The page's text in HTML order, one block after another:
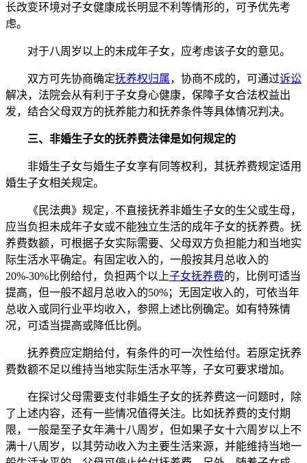
长改变环境对子女健康成长明显不利等情形的，可予优先考
虑。
对于八周岁以上的未成年子女，应考虑该子女的意见。
双方可先协商确定抚养权归属，协商不成的，可通过诉讼
解决，法院会从有利于子女身心健康，保障子女合法权益出
发，结合父母双方的抚养能力和抚养条件等具体情况判决。
三、非婚生子女的抚养费法律是如何规定的
非婚生子女与婚生子女享有同等权利，其抚养费规定适用
婚生子女相关规定。
《民法典》规定，不直接抚养非婚生子女的生父或生母，
应当负担未成年子女或不能独立生活的成年子女的抚养费。抚
养费数额，可根据子女实际需要、父母双方负担能力和当地实
际生活水平确定。有固定收入的，一般按其月总收入的
20%-30%比例给付，负担两个以上子女抚养费的，比例可适当
提高，但一般不超月总收入的50%；无固定收入的，可依当年
总收入或同行业平均收入，参照上述比例确定。如有特殊情
况，可适当提高或降低比例。
抚养费应定期给付，有条件的可一次性给付。若原定抚养
费数额不足以维持当地实际生活水平等，子女可要求增加。
在探讨父母需要支付非婚生子女的抚养费这一问题时，除
了上述内容，还有一些情况值得关注。比如抚养费的支付期
限，一般是至子女年满十八周岁，但如果子女十六周岁以上不
满十八周岁，以其劳动收入为主要生活来源，并能维持当地一